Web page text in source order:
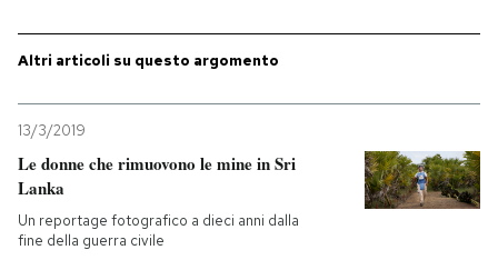
SHOP
CALENDARIO
Altri articoli su questo argomento
13/3/2019
Le donne che rimuovono le mine in Sri
Lanka
Un reportage fotografico a dieci anni dalla
fine della guerra civile